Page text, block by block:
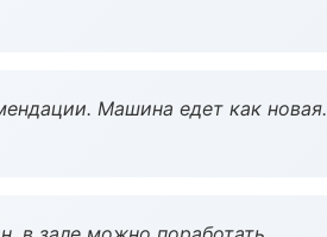
Машина едет как новая.